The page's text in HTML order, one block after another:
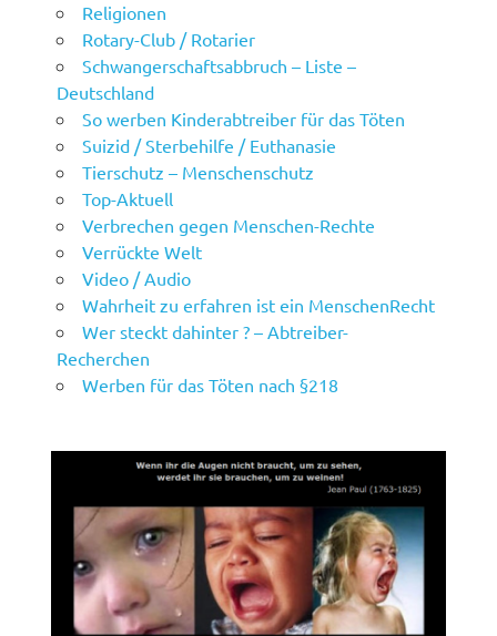
Religionen
Rotary-Club / Rotarier
Schwangerschaftsabbruch – Liste –
Deutschland
So werben Kinderabtreiber für das Töten
Suizid / Sterbehilfe / Euthanasie
Tierschutz – Menschenschutz
Top-Aktuell
Verbrechen gegen Menschen-Rechte
Verrückte Welt
Video / Audio
Wahrheit zu erfahren ist ein MenschenRecht
Wer steckt dahinter ? – Abtreiber-
Recherchen
Werben für das Töten nach §218